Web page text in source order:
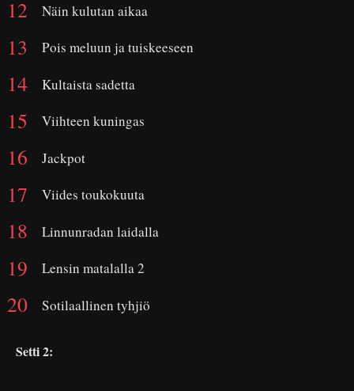
Näin kulutan aikaa
Pois meluun ja tuiskeeseen
Kultaista sadetta
Viihteen kuningas
Jackpot
Viides toukokuuta
Linnunradan laidalla
Lensin matalalla 2
Sotilaallinen tyhjiö
Setti 2: